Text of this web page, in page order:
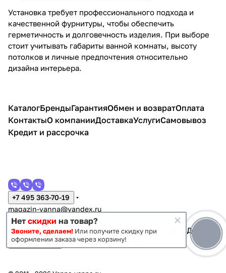
Установка требует профессионального подхода и
качественной фурнитуры, чтобы обеспечить
герметичность и долговечность изделия. При выборе
стоит учитывать габариты ванной комнаты, высоту
потолков и личные предпочтения относительно
дизайна интерьера.
КаталогБрендыГарантияОбмен и возвратОплата
КонтактыО компанииДоставкаУслугиСамовывоз
Кредит и рассрочка
+7 495 363-70-19
magazin-vanna@yandex.ru
г. Москва, Митино, улица Пятницкое шоссе 47
Темная тема Конфиденциальность
Нет скидки на товар?
Звоните, сделаем! Или получите скидку при
оформлении заказа через корзину!